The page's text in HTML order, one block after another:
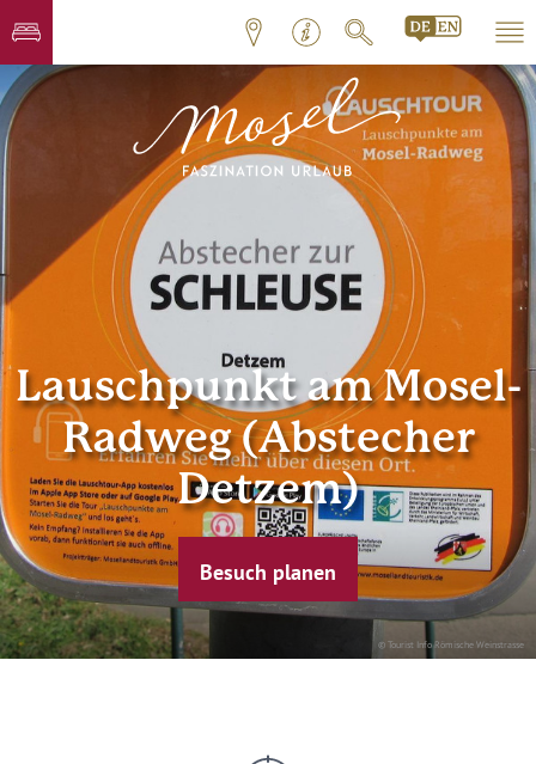
© Tourist Info Römische Weinstrasse
Lauschpunkt am Mosel-
Radweg (Abstecher
Detzem)
Besuch planen